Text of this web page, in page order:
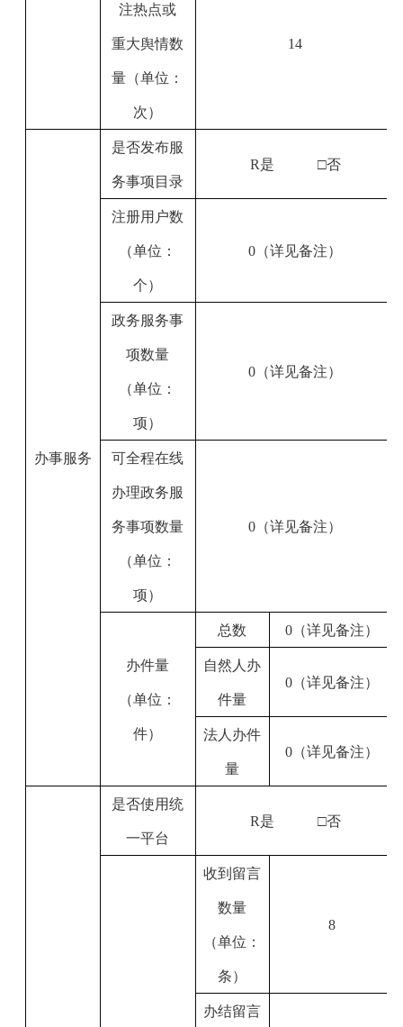
注热点或
重大舆情数
量（单位：
次）
14
办事服务
是否发布服
务事项目录
R是 □否
注册用户数
（单位：
个）
0（详见备注）
政务服务事
项数量
（单位：
项）
0（详见备注）
可全程在线
办理政务服
务事项数量
（单位：
项）
0（详见备注）
办件量
（单位：
件）
总数 0（详见备注）
自然人办
件量
0（详见备注）
法人办件
量
0（详见备注）
是否使用统
一平台
R是 □否
收到留言
数量
（单位：
条）
8
办结留言